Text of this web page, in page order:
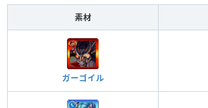
素材
ガーゴイル